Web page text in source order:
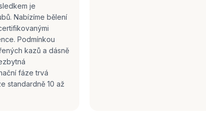
je
Nabízíme bělení
Podmínkou
kazů a dásně
fáze trvá
standardně 10 až